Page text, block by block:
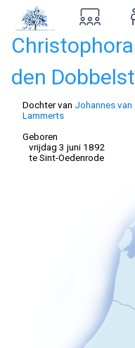
den
Dochter van Johannes
Lammerts
Geboren
vrijdag 3 juni 1892
te Sint-Oedenrode